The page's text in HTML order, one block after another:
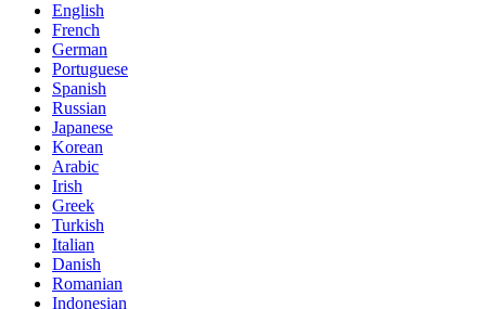
English
French
German
Portuguese
Spanish
Russian
Japanese
Korean
Arabic
Irish
Greek
Turkish
Italian
Danish
Romanian
Indonesian